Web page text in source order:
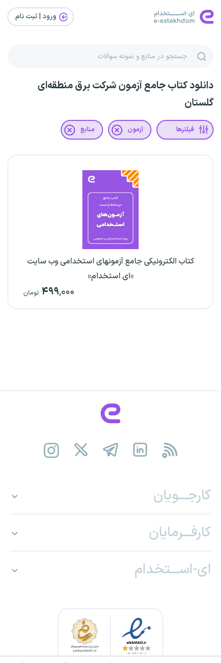
ورود | ثبت‌ نام
دانلود کتاب جامع آزمون شرکت برق منطقه‌ای
گلستان
فیلترها آزمون منابع
کتاب الکترونیکی جامع آزمونهای استخدامی وب سایت
«ای استخدام»
۴۹۹,۰۰۰ تومان
کارجـــویان
کارفـــرمایان
ای-اســـتخدام